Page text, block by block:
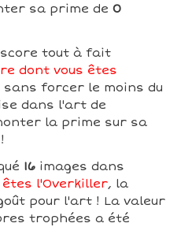
sa prime de 0
score tout à fait
dont vous êtes
sans forcer le moins du
dans l'art de
la prime sur sa
!
16 images dans
l'Overkiller, la
pour l'art ! La valeur
trophées a été